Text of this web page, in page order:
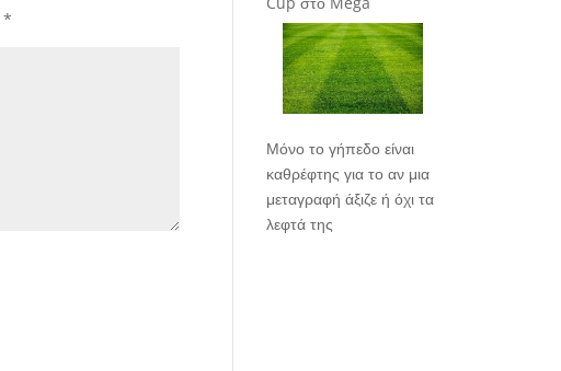
*
Μόνο το γήπεδο είναι
καθρέφτης για το αν μια
μεταγραφή άξιζε ή όχι τα
λεφτά της